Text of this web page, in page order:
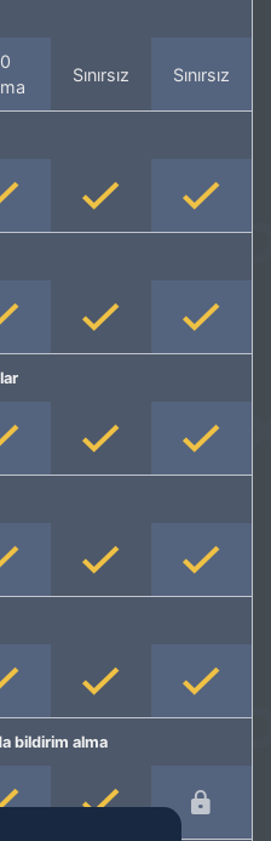
Sınırsız Sınırsız
bildirim alma